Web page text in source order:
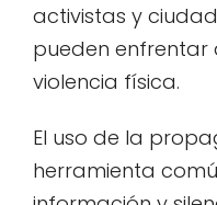
activistas y
pueden enfrentar
violencia física.
El uso de la
herramienta